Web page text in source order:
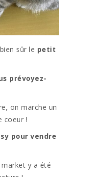
sûr le petit
prévoyez-
on marche un
coeur !
pour vendre
y a été